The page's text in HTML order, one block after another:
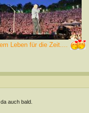
Leben für die Zeit....
auch bald.